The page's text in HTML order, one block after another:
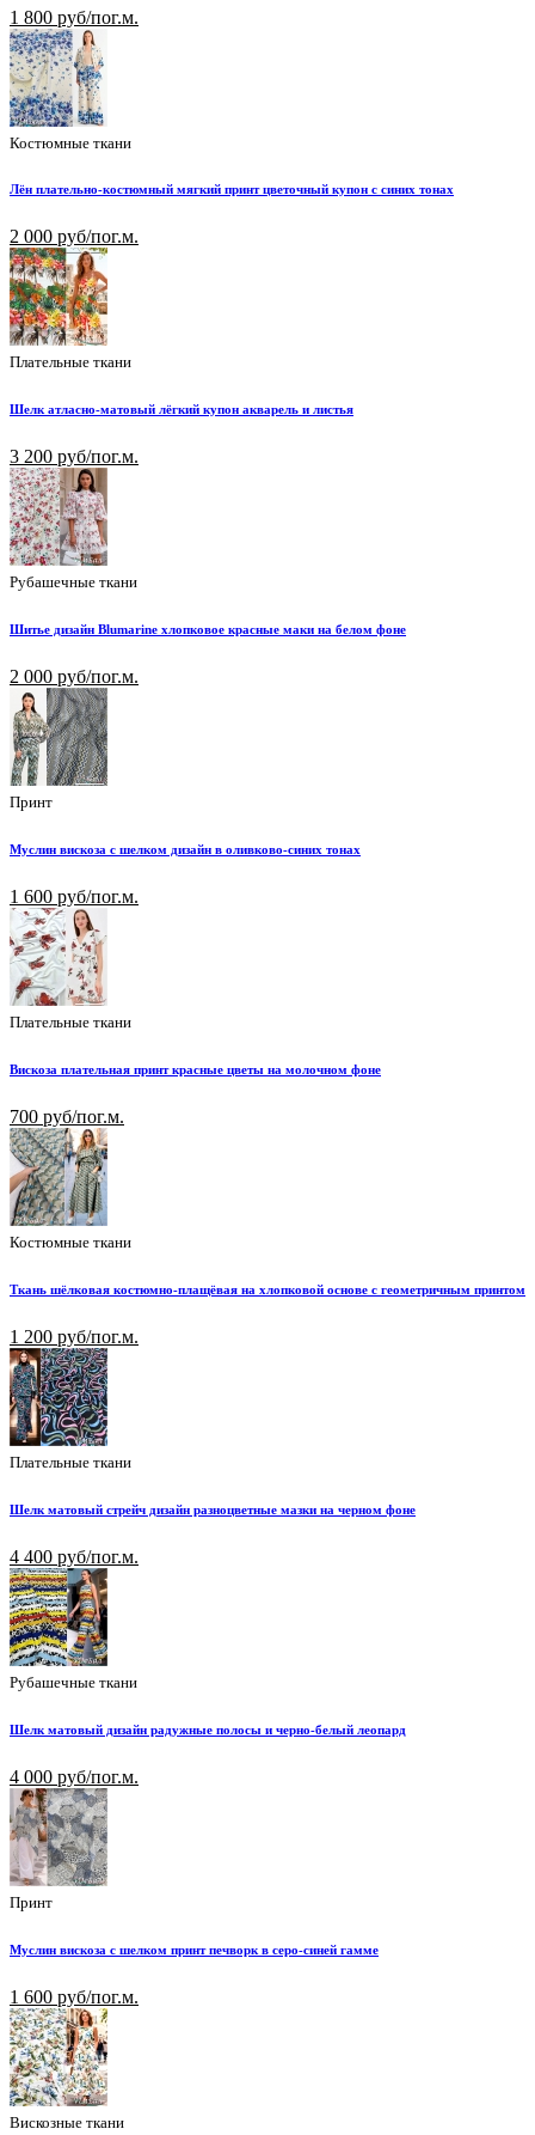
1 800 руб/пог.м.
Костюмные ткани
Лён плательно-костюмный мягкий принт цветочный купон с синих тонах
2 000 руб/пог.м.
Плательные ткани
Шелк атласно-матовый лёгкий купон акварель и листья
3 200 руб/пог.м.
Рубашечные ткани
Шитье дизайн Blumarine хлопковое красные маки на белом фоне
2 000 руб/пог.м.
Принт
Муслин вискоза с шелком дизайн в оливково-синих тонах
1 600 руб/пог.м.
Плательные ткани
Вискоза плательная принт красные цветы на молочном фоне
700 руб/пог.м.
Костюмные ткани
Ткань шёлковая костюмно-плащёвая на хлопковой основе с геометричным принтом
1 200 руб/пог.м.
Плательные ткани
Шелк матовый стрейч дизайн разноцветные мазки на черном фоне
4 400 руб/пог.м.
Рубашечные ткани
Шелк матовый дизайн радужные полосы и черно-белый леопард
4 000 руб/пог.м.
Принт
Муслин вискоза с шелком принт печворк в серо-синей гамме
1 600 руб/пог.м.
Вискозные ткани